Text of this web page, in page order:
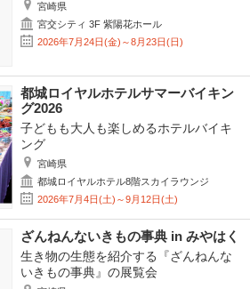
宮崎県
宮交シティ 3F 紫陽花ホール
2026年7月24日(金)～8月23日(日)
都城ロイヤルホテルサマーバイキン
グ2026
子どもも大人も楽しめるホテルバイキ
ング
宮崎県
都城ロイヤルホテル8階スカイラウンジ
2026年7月4日(土)～9月12日(土)
ざんねんないきもの事典 in みやはく
生き物の生態を紹介する『ざんねんな
いきもの事典』の展覧会